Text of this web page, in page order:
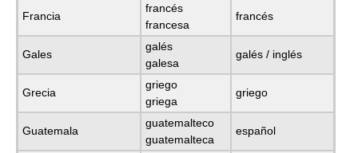
Francia
francés
francesa
francés
Gales
galés
galesa
galés / inglés
Grecia
griego
griega
griego
Guatemala
guatemalteco
guatemalteca
español